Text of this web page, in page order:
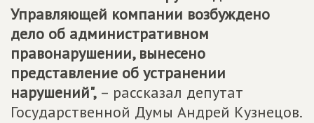
Управляющей компании возбуждено
дело об административном
правонарушении, вынесено
представление об устранении
нарушений", – рассказал депутат
Государственной Думы Андрей Кузнецов.